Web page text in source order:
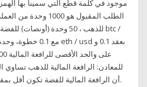
موجود في كلمة قطع التي سمينا بها
الطلب المقبول هو
للمعادن: الرافعة المالية للذهب تساوي
أن الرافعة المالية للفضة تكون أقل بمقدار 4 أضعاف من رصيد الحساب.